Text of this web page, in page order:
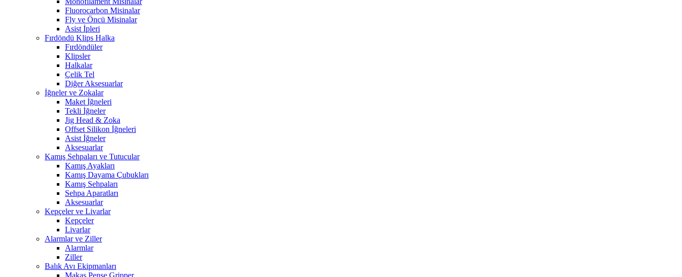
Fluorocarbon Misinalar
Fly ve Öncü Misinalar
Asist İpleri
Fırdöndü Klips Halka
Fırdöndüler
Klipsler
Halkalar
Çelik Tel
Diğer Aksesuarlar
İğneler ve Zokalar
Maket İğneleri
Tekli İğneler
Jig Head & Zoka
Offset Silikon İğneleri
Asist İğneler
Aksesuarlar
Kamış Sehpaları ve Tutucular
Kamış Ayakları
Kamış Dayama Çubukları
Kamış Sehpaları
Sehpa Aparatları
Aksesuarlar
Kepçeler ve Livarlar
Kepçeler
Livarlar
Alarmlar ve Ziller
Alarmlar
Ziller
Balık Avı Ekipmanları
Makas Pense Gripper